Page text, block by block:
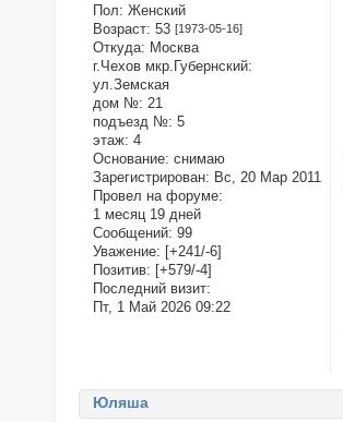
Пол: Женский
Возраст: 53 [1973-05-16]
Откуда: Москва
г.Чехов мкр.Губернский:
ул.Земская
дом №: 21
подъезд №: 5
этаж: 4
Основание: снимаю
Зарегистрирован: Вс, 20 Мар 2011
Провел на форуме:
1 месяц 19 дней
Сообщений: 99
Уважение: [+241/-6]
Позитив: [+579/-4]
Последний визит:
Пт, 1 Май 2026 09:22
Юляша